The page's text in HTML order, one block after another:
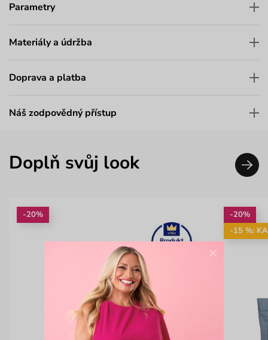
Parametry
Materiály a údržba
Doprava a platba
Náš zodpovědný přístup
Doplň svůj look
-20%
-20%
-15 %:
×